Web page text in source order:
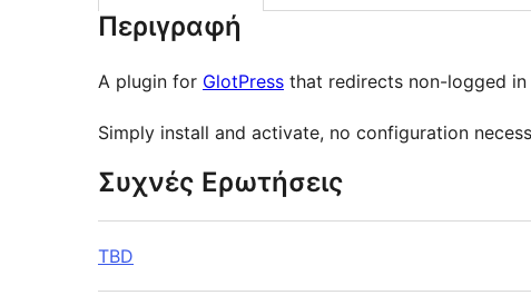
Περιγραφή
A plugin for GlotPress that redirects non-logged
Simply install and activate, no configuration
Συχνές Ερωτήσεις
TBD